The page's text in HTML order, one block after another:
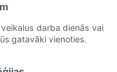
darba dienās vai
gatavāki vienoties.